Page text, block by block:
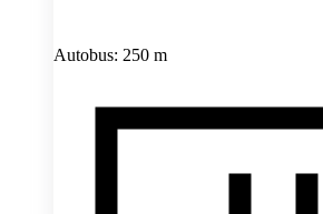
Autobus: 250 m